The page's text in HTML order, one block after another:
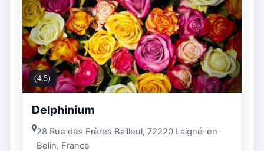
(4.5)
Delphinium
28 Rue des Frères Bailleul, 72220 Laigné-en-
Belin, France